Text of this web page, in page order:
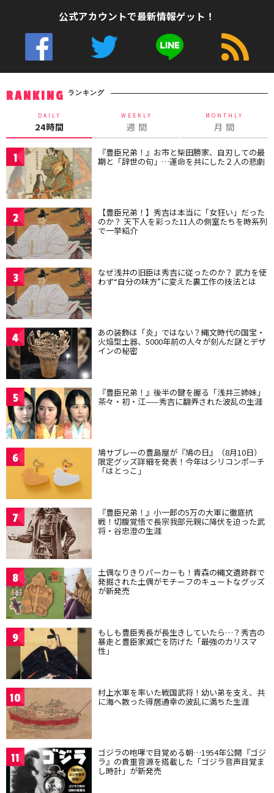
公式アカウントで最新情報ゲット！
RANKING ランキング
DAILY
24時間
WEEKLY
週 間
MONTHLY
月 間
1 『豊臣兄弟！』お市と柴田勝家、自刃しての最
期と「辞世の句」…運命を共にした２人の悲劇
2 【豊臣兄弟！】秀吉は本当に「女狂い」だった
のか？ 天下人を彩った11人の側室たちを時系列
で一挙紹介
3 なぜ浅井の旧臣は秀吉に従ったのか？ 武力を使
わず“自分の味方”に変えた裏工作の技法とは
4 あの装飾は「炎」ではない？縄文時代の国宝・
火焔型土器、5000年前の人々が刻んだ謎とデザ
インの秘密
5 『豊臣兄弟！』後半の鍵を握る「浅井三姉妹」
茶々・初・江——秀吉に翻弄された波乱の生涯
6 鳩サブレーの豊島屋が『鳩の日』（8月10日）
限定グッズ詳細を発表！今年はシリコンポーチ
「はとっこ」
7 『豊臣兄弟！』小一郎の5万の大軍に徹底抗
戦！切腹覚悟で長宗我部元親に降伏を迫った武
将・谷忠澄の生涯
8 土偶なりきりパーカーも！青森の縄文遺跡群で
発掘された土偶がモチーフのキュートなグッズ
が新発売
9 もしも豊臣秀長が長生きしていたら…？秀吉の
暴走と豊臣家滅亡を防げた「最強のカリスマ
性」
10 村上水軍を率いた戦国武将！幼い弟を支え、共
に海へ散った得居通幸の波乱に満ちた生涯
11 ゴジラの咆哮で目覚める朝…1954年公開『ゴジ
ラ』の貴重音源を搭載した「ゴジラ音声目覚ま
し時計」が新発売